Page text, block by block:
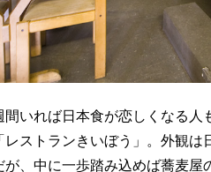
間いれば日本食が恋しくなる人
レストランきいぼう」。外観
が、中に一歩踏み込めば蕎麦